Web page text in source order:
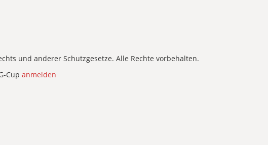
und anderer Schutzgesetze. Alle Rechte vorbehalten.
Cup anmelden